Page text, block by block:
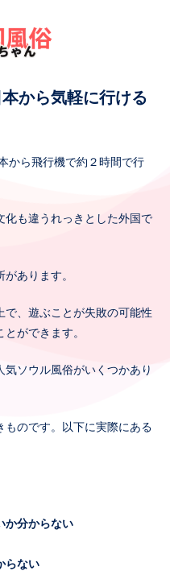
から気軽に行ける
から飛行機で約２時間で行
化も違うれっきとした外国で
あります。
、遊ぶことが失敗の可能性
ができます。
ソウル風俗がいくつかあり
ものです。以下に実際にある
か分からない
らない